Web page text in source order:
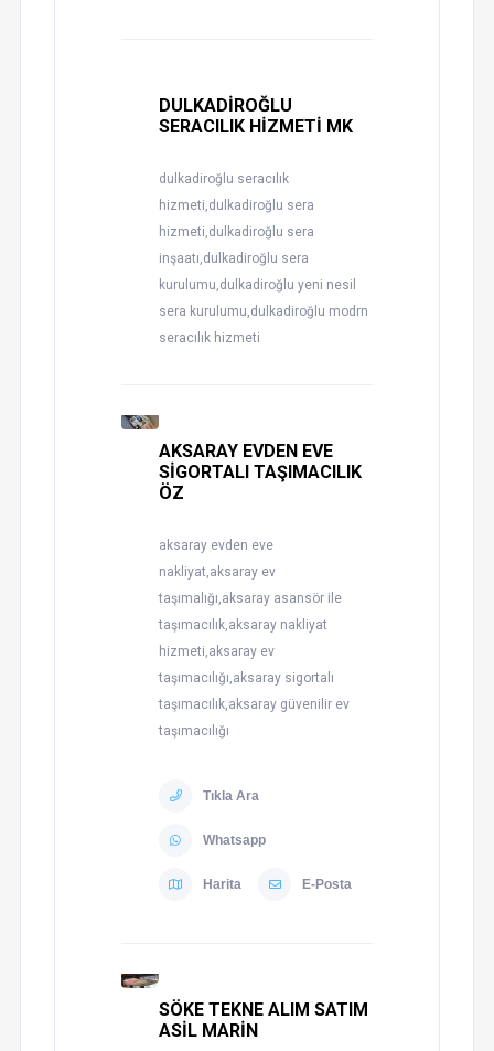
DULKADİROĞLU
SERACILIK HİZMETİ MK
dulkadiroğlu seracılık
hizmeti,dulkadiroğlu sera
hizmeti,dulkadiroğlu sera
inşaatı,dulkadiroğlu sera
kurulumu,dulkadiroğlu yeni nesil
sera kurulumu,dulkadiroğlu modrn
seracılık hizmeti
AKSARAY EVDEN EVE
SİGORTALI TAŞIMACILIK
ÖZ
aksaray evden eve
nakliyat,aksaray ev
taşımalığı,aksaray asansör ile
taşımacılık,aksaray nakliyat
hizmeti,aksaray ev
taşımacılığı,aksaray sigortalı
taşımacılık,aksaray güvenilir ev
taşımacılığı
Tıkla Ara
Whatsapp
Harita E-Posta
SÖKE TEKNE ALIM SATIM
ASİL MARİN